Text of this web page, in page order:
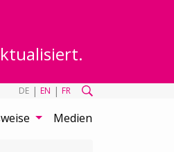
DE | EN | FR
Medien